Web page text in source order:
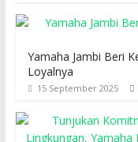
Yamaha Jambi Beri
Loyalnya
15 September 2025